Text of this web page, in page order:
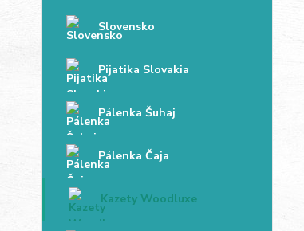
Slovensko
Pijatika Slovakia
Pálenka Šuhaj
Pálenka Čaja
Kazety Woodluxe